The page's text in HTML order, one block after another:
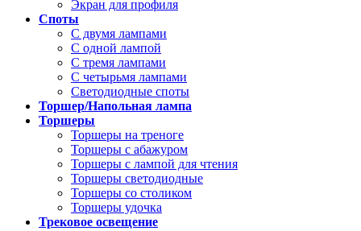
Экран для профиля
Споты
С двумя лампами
С одной лампой
С тремя лампами
С четырьмя лампами
Светодиодные споты
Торшер/Напольная лампа
Торшеры
Торшеры на треноге
Торшеры с абажуром
Торшеры с лампой для чтения
Торшеры светодиодные
Торшеры со столиком
Торшеры удочка
Трековое освещение